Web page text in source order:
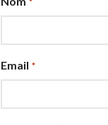
Email *